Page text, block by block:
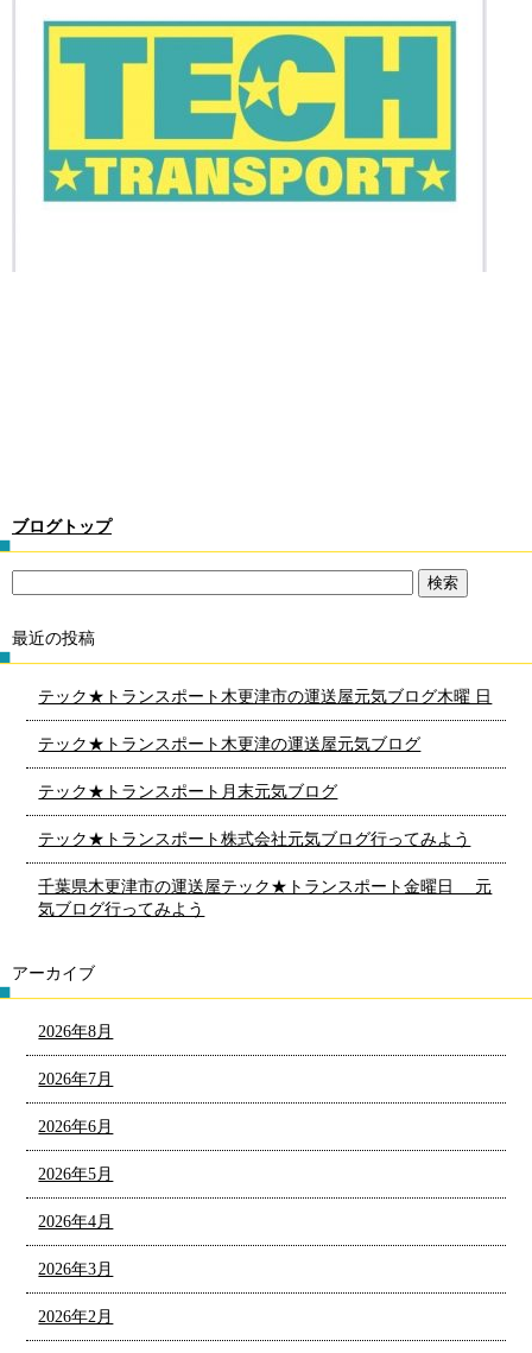
ブログトップ
最近の投稿
テック★トランスポート木更津市の運送屋元気ブログ木曜 日
テック★トランスポート木更津の運送屋元気ブログ
テック★トランスポート月末元気ブログ
テック★トランスポート株式会社元気ブログ行ってみよう
千葉県木更津市の運送屋テック★トランスポート金曜日 元
気ブログ行ってみよう
アーカイブ
2026年8月
2026年7月
2026年6月
2026年5月
2026年4月
2026年3月
2026年2月